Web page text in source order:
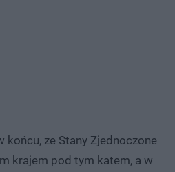
końcu, ze Stany Zjednoczone
krajem pod tym katem, a w